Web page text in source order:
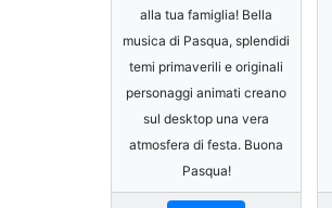
alla tua famiglia! Bella
musica di Pasqua, splendidi
temi primaverili e originali
personaggi animati creano
sul desktop una vera
atmosfera di festa. Buona
Pasqua!